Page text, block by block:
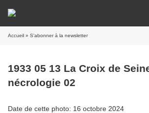
Accueil » S'abonner à la newsletter
1933 05 13 La Croix de
nécrologie 02
Date de cette photo: 16 octobre 2024